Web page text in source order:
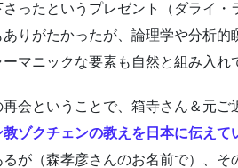
ったというプレゼント（ダライ
りがたかったが、論理学や分析
マニックな要素も自然と組み入れ
会ということで、箱寺さん＆元
教ゾクチェンの教えを日本に伝えて
るが（森孝彦さんのお名前で）、